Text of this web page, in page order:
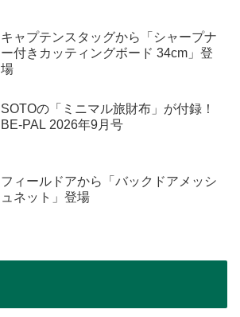
キャプテンスタッグから「シャープナ
ー付きカッティングボード 34cm」登
場
SOTOの「ミニマル旅財布」が付録！
BE-PAL 2026年9月号
フィールドアから「バックドアメッシ
ュネット」登場